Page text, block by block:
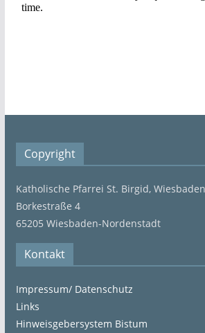
Copyright
Katholische Pfarrei St. Birgid, Wiesbaden
Borkestraße 4
65205 Wiesbaden-Nordenstadt
Kontakt
Impressum/ Datenschutz
Links
Hinweisgebersystem Bistum